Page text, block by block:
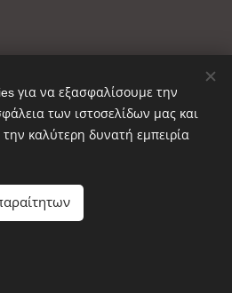
ΑΙΝΟΣ 2025
για να εξασφαλίσουμε την
των ιστοσελίδων μας και
καλύτερη δυνατή εμπειρία